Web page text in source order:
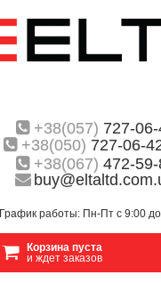
+38(057) 727-
+38(050) 727-06-
+38(067) 472-
График работы: Пн-Пт с 9:00
Корзина пуста
и ждет заказов